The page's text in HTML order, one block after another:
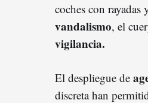
coches con rayadas
vandalismo, el
vigilancia.
El despliegue de
discreta han